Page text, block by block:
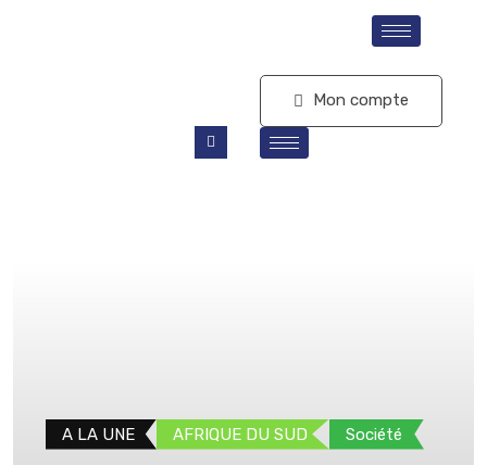
Mon compte
A LA UNE AFRIQUE DU SUD Société